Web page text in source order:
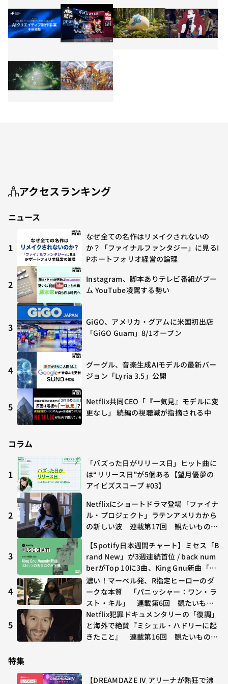
アクセスランキング
ニュース
1
なぜ全ての名作はリメイクされないの
か？「ファイナルファンタジー」に見るI
Pポートフォリオ経営の論理
2
Instagram、脚本ありテレビ番組がブー
ム YouTube凌駕する勢い
3
GiGO、アメリカ・グアムに米国初出店
「GiGO Guam」8/1オープン
4
グーグル、音楽生成AIモデルの最新バー
ジョン「Lyria 3.5」公開
5
Netflix共同CEO「『一気見』モデルに変
更なし」 続編の視聴減が指摘される中
コラム
1
「バズった日がリリース日」ヒット曲に
は“リリース日”が5個ある【望月優夢の
アイビズスコープ #03】
2
Netflixにショートドラマ登場「ファイナ
ル・プロジェクト」ラテンアメリカから
の新しい波 連載第17回 観たいものが
3
【Spotify日本週間チャート】ミセス「B
rand New」が3週連続首位 / back num
berがTop 10に3曲、King Gnu新曲「G
O GHOST」が初登場〜集計期間：2026
年7/24〜7/30
4
濃い！マーベル発、R指定ヒーローのダ
ークな本質 「パニッシャー：ワン・ラ
スト・キル」 連載第6回 観たいもの
が多すぎる～稲垣貴俊の配信時評
5
Netflix犯罪ドキュメンタリーの「復調」
と海外で絶賛『ミシェル・ハドリーに起
きたこと』 連載第16回 観たいものが
特集
【DREAMDAZE Ⅳ アリーナが熱狂で沸